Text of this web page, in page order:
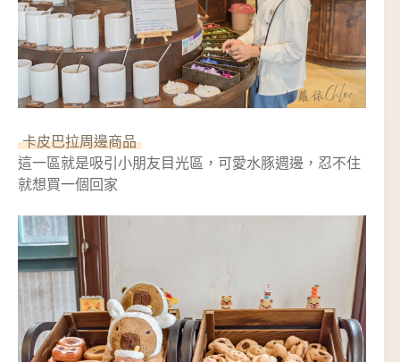
卡皮巴拉周邊商品
這一區就是吸引小朋友目光區，可愛水豚週邊，忍不住
就想買一個回家